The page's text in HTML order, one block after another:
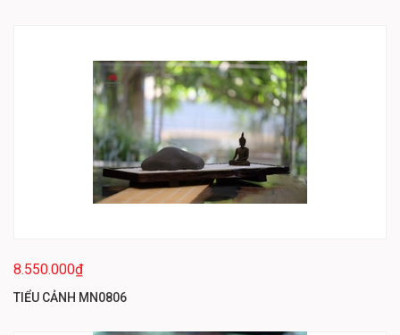
8.550.000₫
TIỂU CẢNH MN0806